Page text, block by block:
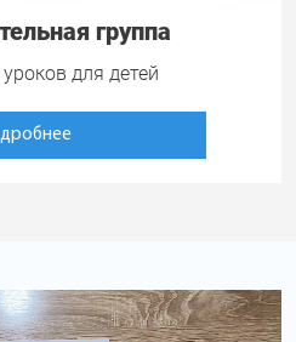
группа
для детей